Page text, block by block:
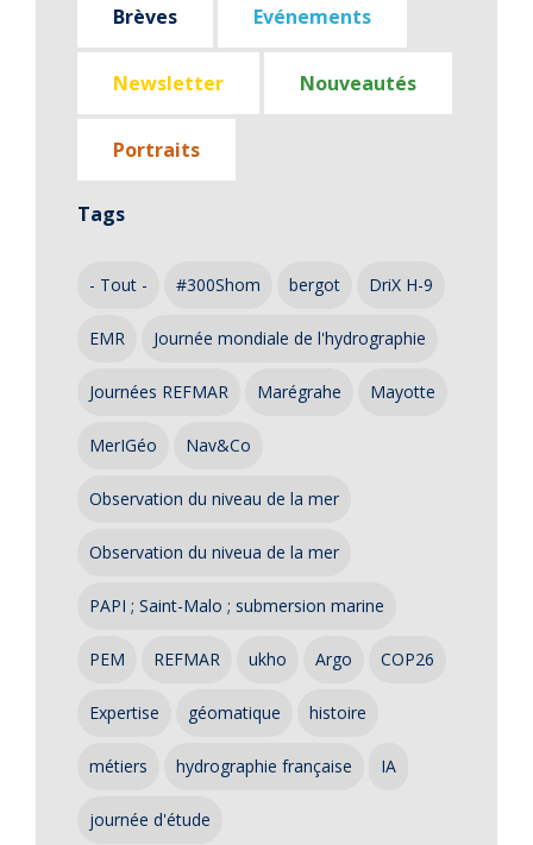
Brèves Evénements
Newsletter Nouveautés
Portraits
Tags
- Tout - #300Shom bergot DriX H-9
EMR Journée mondiale de l'hydrographie
Journées REFMAR Marégrahe Mayotte
MerIGéo Nav&Co
Observation du niveau de la mer
Observation du niveua de la mer
PAPI ; Saint-Malo ; submersion marine
PEM REFMAR ukho Argo COP26
Expertise géomatique histoire
métiers hydrographie française IA
journée d'étude